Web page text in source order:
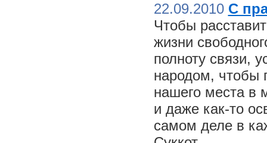
22.09.2010 С
Чтобы
жизни
полноту связи,
народом, чтобы
нашего места в
и даже как-то
самом деле в